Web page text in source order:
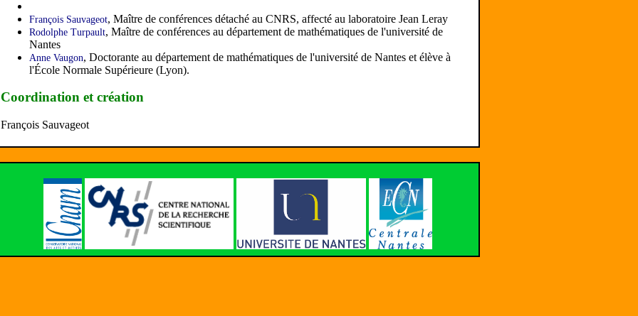
François Sauvageot, Maître de conférences détaché au CNRS, affecté au laboratoire Jean Leray
Rodolphe Turpault, Maître de conférences au département de mathématiques de l'université de
Nantes
Anne Vaugon, Doctorante au département de mathématiques de l'université de Nantes et élève à
l'École Normale Supérieure (Lyon).
Coordination et création
François Sauvageot